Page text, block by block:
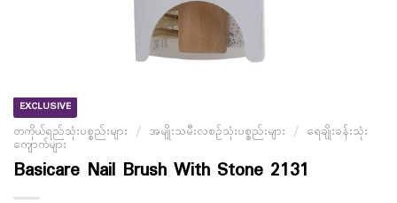
EXCLUSIVE
တကိုယ်ရည်သုံးပစ္စည်းများ / အမျိုးသမီးလစဉ်သုံးပစ္စည်းများ / ရေချိုးခန်းသုံး
ကျောက်များ
Basicare Nail Brush With Stone 2131